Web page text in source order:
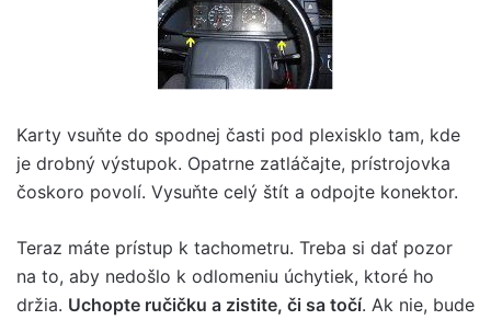
Karty vsuňte do spodnej časti pod plexisklo tam, kde
je drobný výstupok. Opatrne zatláčajte, prístrojovka
čoskoro povolí. Vysuňte celý štít a odpojte konektor.
Teraz máte prístup k tachometru. Treba si dať pozor
na to, aby nedošlo k odlomeniu úchytiek, ktoré ho
držia. Uchopte ručičku a zistite, či sa točí. Ak nie, bude